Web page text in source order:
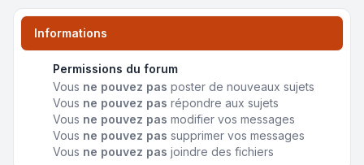
Informations
Permissions du forum
Vous ne pouvez pas poster de nouveaux sujets
Vous ne pouvez pas répondre aux sujets
Vous ne pouvez pas modifier vos messages
Vous ne pouvez pas supprimer vos messages
Vous ne pouvez pas joindre des fichiers